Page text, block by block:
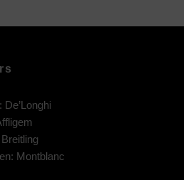
De’Longhi
Breitling
Montblanc